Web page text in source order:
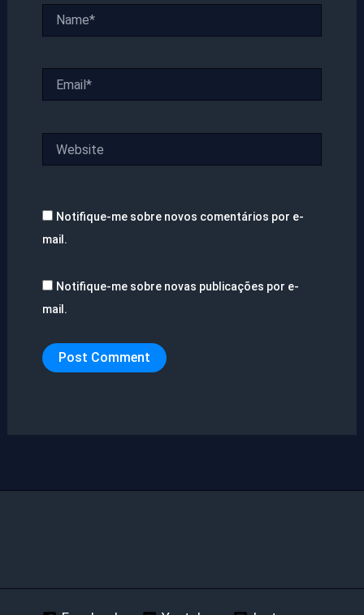
Notifique-me sobre novos comentários por e-
mail.
Notifique-me sobre novas publicações por e-
mail.